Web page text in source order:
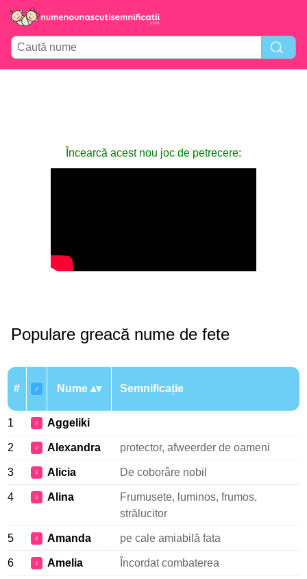
Încearcă acest nou joc de petrecere:
Populare greacă nume de fete
# ♂ Nume Semnificație
1 ♀ Aggeliki
2 ♀ Alexandra protector, afweerder de oameni
3 ♀ Alicia De coborâre nobil
4 ♀ Alina
Frumusete, luminos, frumos,
strălucitor
5 ♀ Amanda pe cale amiabilă fata
6 ♀ Amelia Încordat combaterea